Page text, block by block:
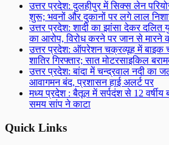
उत्तर प्रदेश: दुलहीपुर में सिक्स लेन
शुरू; भवनों और दुकानों पर लगे लाल
उत्तर प्रदेश: शादी का झांसा देकर दलित
का आरोप, विरोध करने पर जान से मारने
उत्तर प्रदेश: ऑपरेशन चक्रव्यूह में बाइक
शातिर गिरफ्तार; सात मोटरसाइकिल
उत्तर प्रदेश: बांदा में चन्द्रवाल नदी का
आवागमन बंद, प्रशासन हाई अलर्ट पर
मध्य प्रदेश : बैतूल में सर्पदंश से 12 वर्षीय
समय सांप ने काटा
Quick Links